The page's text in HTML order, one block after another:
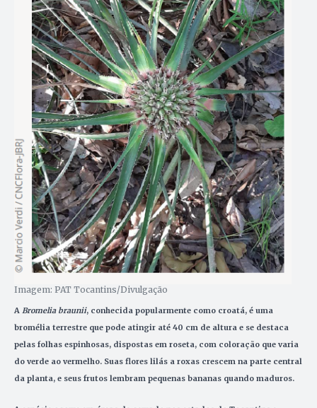
Imagem: PAT Tocantins/Divulgação
A Bromelia braunii, conhecida popularmente como croatá, é uma
bromélia terrestre que pode atingir até 40 cm de altura e se destaca
pelas folhas espinhosas, dispostas em roseta, com coloração que varia
do verde ao vermelho. Suas flores lilás a roxas crescem na parte central
da planta, e seus frutos lembram pequenas bananas quando maduros.